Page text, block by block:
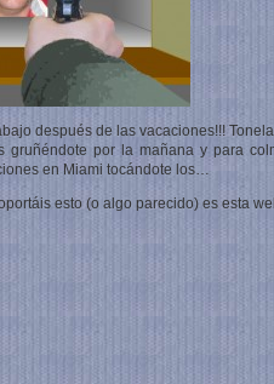
después de las vacaciones!!!
gruñéndote por la mañana y para
en Miami tocándote los…
esto (o algo parecido) es esta